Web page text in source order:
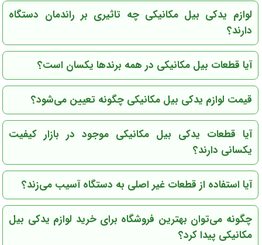
لوازم یدکی بیل مکانیکی چه تاثیری بر راندمان دستگاه
دارند؟
آیا قطعات بیل مکانیکی در همه برندها یکسان است؟
قیمت لوازم یدکی بیل مکانیکی چگونه تعیین می‌شود؟
آیا قطعات یدکی بیل مکانیکی موجود در بازار کیفیت
یکسانی دارند؟
آیا استفاده از قطعات غیر اصلی به دستگاه آسیب می‌زند؟
چگونه می‌توان بهترین فروشگاه برای خرید لوازم یدکی بیل
مکانیکی پیدا کرد؟